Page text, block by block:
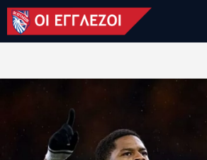
LONDON CALLING
ΚΑΤΗΓΟΡΙΕΣ
ΟΜΑΔΕΣ
ΠΟΙΟΙ ΕΙΜΑΣΤΕ